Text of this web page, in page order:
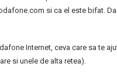
si ca el este bifat.
Internet, ceva care sa te
si unele de alta retea).